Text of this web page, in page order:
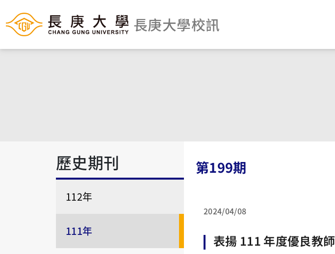
長庚大學校訊
歷史期刊
112年
111年
第199期
2024/04/08
表揚 111 年度優良教師